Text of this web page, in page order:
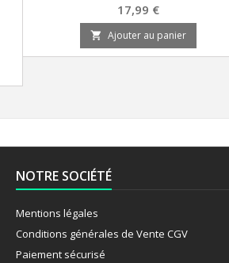
Prix
17,99 €
 Ajouter au panier
NOTRE SOCIÉTÉ
Mentions légales
Conditions générales de Vente CGV
Paiement sécurisé